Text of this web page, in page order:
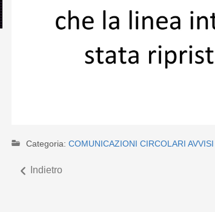
Categoria: COMUNICAZIONI CIRCOLARI AVVISI
Indietro